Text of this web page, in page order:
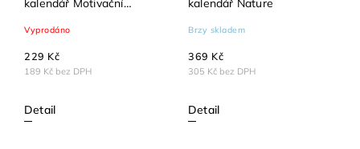
kalendář Motivační
Vyprodáno
189 Kč bez DPH
229 Kč
Detail
kalendář Nature
Brzy skladem
305 Kč bez DPH
369 Kč
Detail